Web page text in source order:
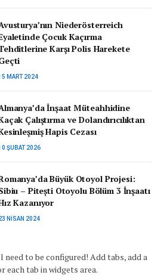
Niederösterreich
Çocuk Kaçırma
Karşı Polis Harekete
MART 2024
İnşaat Müteahhidine
Çalıştırma ve Dolandırıcılıktan
Hapis Cezası
ŞUBAT 2026
Büyük Otoyol Projesi:
– Pitești Otoyolu Bölüm 3 İnşaatı
Kazanıyor
NISAN 2024
to be configured! Add tabs, add a
tab in widgets area.